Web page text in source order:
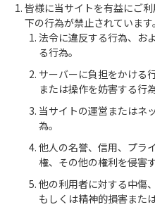
皆様に当サイトを有益にご
下の行為が禁止されています。
法令に違反する行為、お
る行為。
サーバーに負担をかける
または操作を妨害する行為
当サイトの運営またはネ
為。
他人の名誉、信用、プラ
権、その他の権利を侵害
他の利用者に対する中傷
もしくは精神的損害また